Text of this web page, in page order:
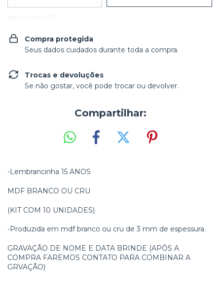
Compra protegida
Seus dados cuidados durante toda a compra.
Trocas e devoluções
Se não gostar, você pode trocar ou devolver.
Compartilhar:
-Lembrancinha 15 ANOS
MDF BRANCO OU CRU
(KIT COM 10 UNIDADES)
-Produzida em mdf branco ou cru de 3 mm de espessura.
GRAVAÇÃO DE NOME E DATA BRINDE (APÓS A
COMPRA FAREMOS CONTATO PARA COMBINAR A
GRVAÇÃO)